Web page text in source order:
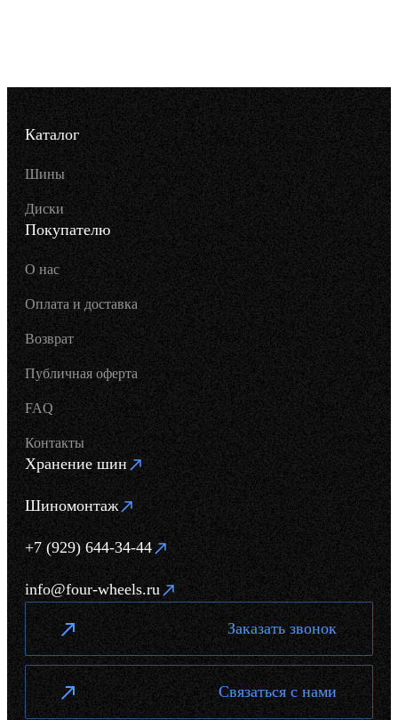
Каталог
Шины
Диски
Покупателю
О нас
Оплата и доставка
Возврат
Публичная оферта
FAQ
Контакты
Хранение шин
Шиномонтаж
+7 (929) 644-34-44
info@four-wheels.ru
Заказать звонок
Связаться с нами